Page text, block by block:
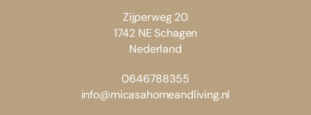
Zijperweg 20
1742 NE Schagen
Nederland
0646788355
info@micasahomeandliving.nl